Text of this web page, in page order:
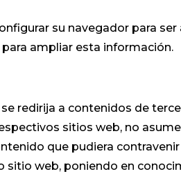
su navegador para
ampliar esta información.
redirija a contenidos de
sitios web, no
que pudiera
sitio web, poniendo en